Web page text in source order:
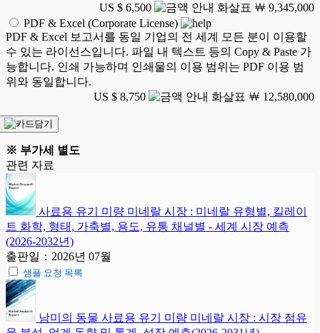
US $ 6,500
￦ 9,345,000
PDF & Excel (Corporate License)
PDF & Excel 보고서를 동일 기업의 전 세계 모든 분이 이용할
수 있는 라이선스입니다. 파일 내 텍스트 등의 Copy & Paste 가
능합니다. 인쇄 가능하며 인쇄물의 이용 범위는 PDF 이용 범
위와 동일합니다.
US $ 8,750
￦ 12,580,000
※ 부가세 별도
관련 자료
사료용 유기 미량 미네랄 시장 : 미네랄 유형별, 킬레이
트 화학, 형태, 가축별, 용도, 유통 채널별 - 세계 시장 예측
(2026-2032년)
출판일：2026년 07월
샘플 요청 목록
남미의 동물 사료용 유기 미량 미네랄 시장 : 시장 점유